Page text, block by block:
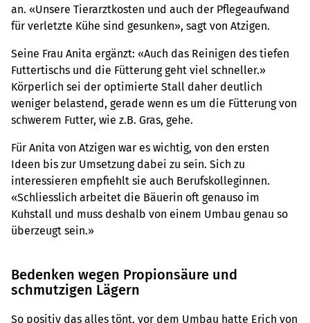
an. «Unsere Tierarztkosten und auch der Pflegeaufwand
für verletzte Kühe sind gesunken», sagt von Atzigen.
Seine Frau Anita ergänzt: «Auch das Reinigen des tiefen
Futtertischs und die Fütterung geht viel schneller.»
Körperlich sei der optimierte Stall daher deutlich
weniger belastend, gerade wenn es um die Fütterung von
schwerem Futter, wie z.B. Gras, gehe.
Für Anita von Atzigen war es wichtig, von den ersten
Ideen bis zur ­Umsetzung dabei zu sein. Sich zu
interessieren empfiehlt sie auch Berufskolleginnen.
«Schliesslich arbeitet die Bäuerin oft genauso im
Kuhstall und muss deshalb von einem Umbau genau so
überzeugt sein.»
Bedenken wegen Propionsäure und
schmutzigen Lägern
So positiv das alles tönt, vor dem Umbau hatte Erich von